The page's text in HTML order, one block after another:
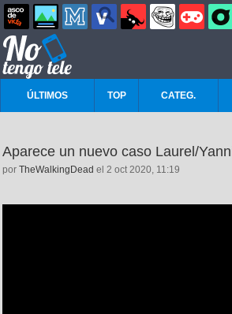
ÚLTIMOS TOP CATEG.
Aparece un nuevo caso Laurel/
por TheWalkingDead el 2 oct 2020, 11:19